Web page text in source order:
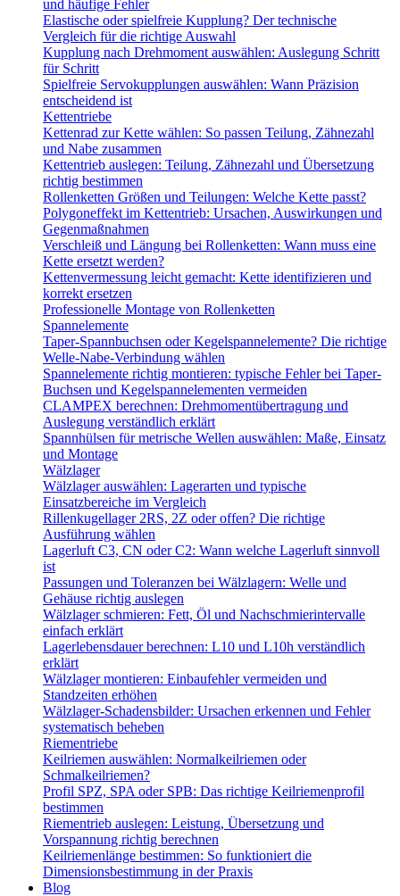
und häufige Fehler
Elastische oder spielfreie Kupplung? Der technische
Vergleich für die richtige Auswahl
Kupplung nach Drehmoment auswählen: Auslegung Schritt
für Schritt
Spielfreie Servokupplungen auswählen: Wann Präzision
entscheidend ist
Kettentriebe
Kettenrad zur Kette wählen: So passen Teilung, Zähnezahl
und Nabe zusammen
Kettentrieb auslegen: Teilung, Zähnezahl und Übersetzung
richtig bestimmen
Rollenketten Größen und Teilungen: Welche Kette passt?
Polygoneffekt im Kettentrieb: Ursachen, Auswirkungen und
Gegenmaßnahmen
Verschleiß und Längung bei Rollenketten: Wann muss eine
Kette ersetzt werden?
Kettenvermessung leicht gemacht: Kette identifizieren und
korrekt ersetzen
Professionelle Montage von Rollenketten
Spannelemente
Taper-Spannbuchsen oder Kegelspannelemente? Die richtige
Welle-Nabe-Verbindung wählen
Spannelemente richtig montieren: typische Fehler bei Taper-
Buchsen und Kegelspannelementen vermeiden
CLAMPEX berechnen: Drehmomentübertragung und
Auslegung verständlich erklärt
Spannhülsen für metrische Wellen auswählen: Maße, Einsatz
und Montage
Wälzlager
Wälzlager auswählen: Lagerarten und typische
Einsatzbereiche im Vergleich
Rillenkugellager 2RS, 2Z oder offen? Die richtige
Ausführung wählen
Lagerluft C3, CN oder C2: Wann welche Lagerluft sinnvoll
ist
Passungen und Toleranzen bei Wälzlagern: Welle und
Gehäuse richtig auslegen
Wälzlager schmieren: Fett, Öl und Nachschmierintervalle
einfach erklärt
Lagerlebensdauer berechnen: L10 und L10h verständlich
erklärt
Wälzlager montieren: Einbaufehler vermeiden und
Standzeiten erhöhen
Wälzlager-Schadensbilder: Ursachen erkennen und Fehler
systematisch beheben
Riementriebe
Keilriemen auswählen: Normalkeilriemen oder
Schmalkeilriemen?
Profil SPZ, SPA oder SPB: Das richtige Keilriemenprofil
bestimmen
Riementrieb auslegen: Leistung, Übersetzung und
Vorspannung richtig berechnen
Keilriemenlänge bestimmen: So funktioniert die
Dimensionsbestimmung in der Praxis
Blog